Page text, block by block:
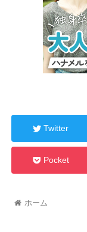
Twitter
Pocket
ホーム